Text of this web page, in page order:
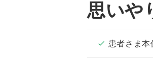
思いや
患者さま本